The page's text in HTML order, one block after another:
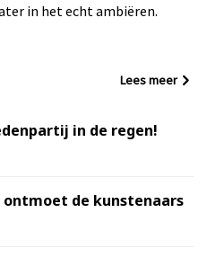
in het echt ambiëren.
Lees meer
in de regen!
ontmoet de kunstenaars